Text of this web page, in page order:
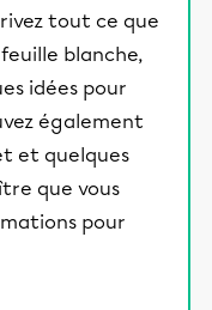
tout ce que
blanche,
idées pour
également
et quelques
que vous
pour